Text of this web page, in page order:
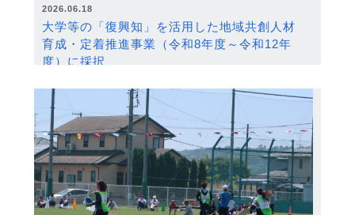
2026.06.18
大学等の「復興知」を活用した地域共創人材
育成・定着推進事業（令和8年度～令和12年
度）に採択